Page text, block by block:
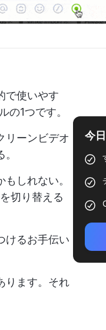
で使いやす
1つです。
リーンビデオ
しれない。
切り替える
けるお手伝い
ります。それ
今